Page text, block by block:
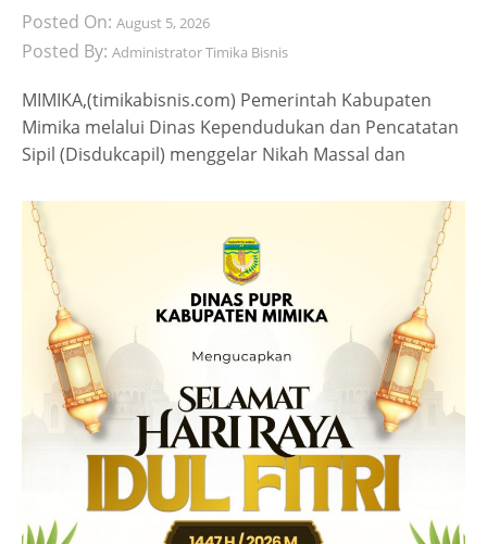
Posted On: August 5, 2026
Posted By: Administrator Timika Bisnis
MIMIKA,(timikabisnis.com) Pemerintah Kabupaten
Mimika melalui Dinas Kependudukan dan Pencatatan
Sipil (Disdukcapil) menggelar Nikah Massal dan